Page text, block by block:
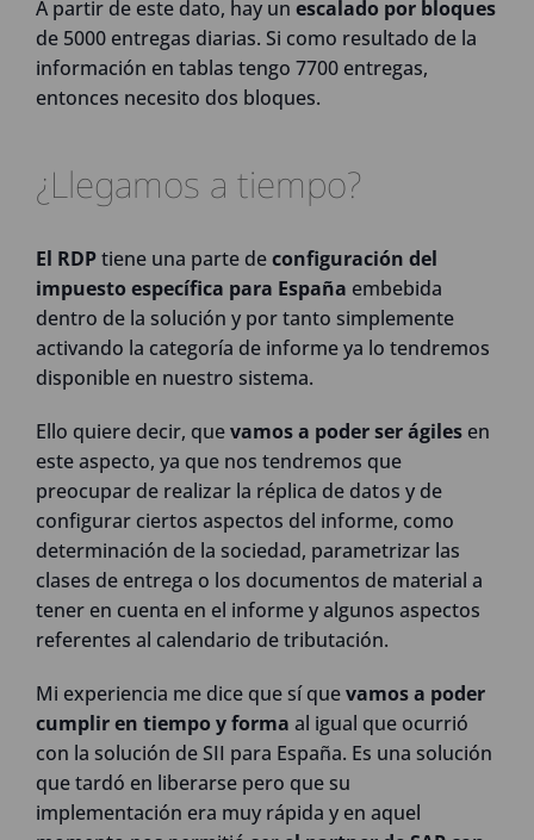
A partir de este dato, hay un escalado por bloques
de 5000 entregas diarias. Si como resultado de la
información en tablas tengo 7700 entregas,
entonces necesito dos bloques.
¿Llegamos a tiempo?
El RDPtiene una parte deconfiguración del
impuesto específica para España embebida
dentro de la solución y por tanto simplemente
activando la categoría de informe ya lo tendremos
disponible en nuestro sistema.
Ello quiere decir, quevamos a poder ser ágiles en
este aspecto, ya que nos tendremos que
preocupar de realizar la réplica de datos y de
configurar ciertos aspectos del informe, como
determinación de la sociedad, parametrizar las
clases de entrega o los documentos de material a
tener en cuenta en el informe y algunos aspectos
referentes al calendario de tributación.
Mi experiencia me dice que sí quevamos a poder
cumplir en tiempo y forma al igual que ocurrió
con la solución de SII para España. Es una solución
que tardó en liberarse pero que su
implementación era muy rápida y en aquel